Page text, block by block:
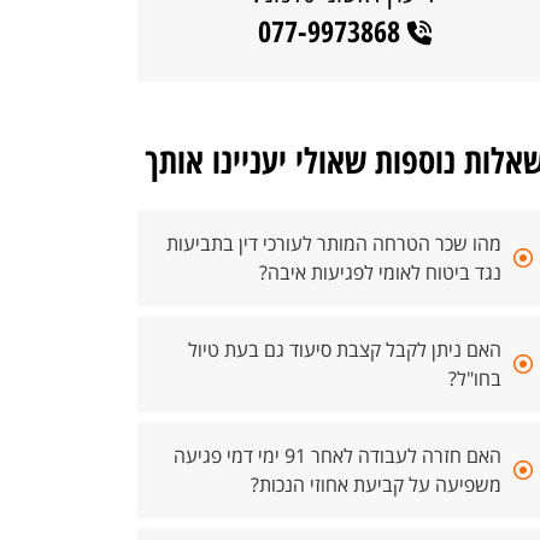
077-9973868
נוספות שאולי יעניינו אותך
מהו שכר הטרחה המותר לעורכי דין בתביעות
נגד ביטוח לאומי לפגיעות איבה?
האם ניתן לקבל קצבת סיעוד גם בעת טיול
בחו"ל?
האם חזרה לעבודה לאחר 91 ימי דמי פגיעה
משפיעה על קביעת אחוזי הנכות?